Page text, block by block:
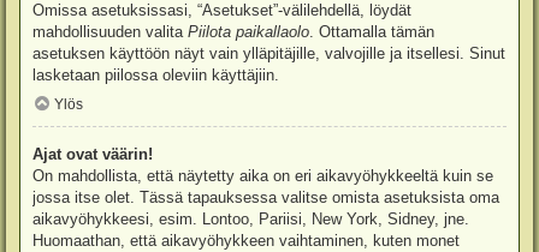
Omissa asetuksissasi, “Asetukset”-välilehdellä, löydät
mahdollisuuden valita Piilota paikallaolo. Ottamalla tämän
asetuksen käyttöön näyt vain ylläpitäjille, valvojille ja itsellesi. Sinut
lasketaan piilossa oleviin käyttäjiin.
Ylös
Ajat ovat väärin!
On mahdollista, että näytetty aika on eri aikavyöhykkeeltä kuin se
jossa itse olet. Tässä tapauksessa valitse omista asetuksista oma
aikavyöhykkeesi, esim. Lontoo, Pariisi, New York, Sidney, jne.
Huomaathan, että aikavyöhykkeen vaihtaminen, kuten monet